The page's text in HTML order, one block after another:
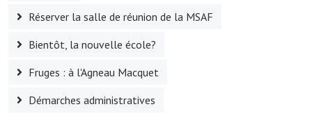
Réserver la salle de réunion de la MSAF
Bientôt, la nouvelle école?
Fruges : à l'Agneau Macquet
Démarches administratives